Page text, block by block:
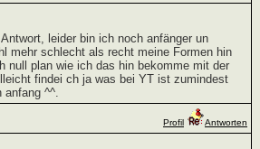
leider bin ich noch anfänger un
mehr schlecht als recht meine Formen hin
null plan wie ich das hin bekomme mit der
findei ch ja was bei YT ist zumindest
anfang ^^.
Profil Antworten